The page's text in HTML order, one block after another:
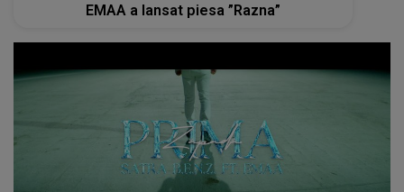
EMAA a lansat piesa ”Razna”